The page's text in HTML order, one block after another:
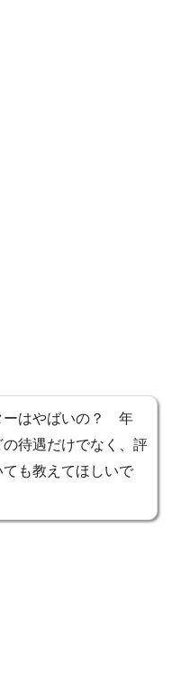
ーはやばいの？ 年
待遇だけでなく、評
も教えてほしいで